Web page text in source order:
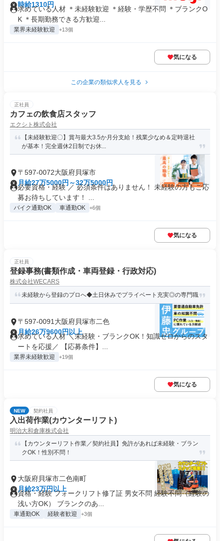
時給1310円
求めている人材 ＊未経験歓迎 ＊経験・学歴不問 ＊ブランクO
K ＊長期勤務できる方歓迎...
業界未経験歓迎 +13個
気になる
この企業の類似求人を見る
正社員
カフェの飲食店スタッフ
エクシト株式会社
【未経験歓迎〇】賞与最大3.5か月分支給！残業少なめ＆定時退社
が基本！完全週休2日制でお休...
〒597-0072大阪府貝塚市
月給27万5000円～32万5000円
必要資格・経験 ／ 必須条件はありません！ 未経験の方もご応
募お待ちしています！ ...
バイク通勤OK 車通勤OK +6個
気になる
正社員
登録事務(書類作成・車両登録・行政対応)
株式会社WECARS
未経験から登録のプロへ◆土日休みでプライベート充実◎の専門職
〒597-0091大阪府貝塚市二色
月給26万9600円以上
求めている人材 ＼未経験・ブランクOK！知識ゼロからのスタ
ートを応援／ 【応募条件】...
業界未経験歓迎 +19個
気になる
NEW 契約社員
入出荷作業(カウンターリフト)
明治大和倉庫株式会社
【カウンターリフト作業／契約社員】免許があれば未経験・ブラン
クOK！性別不問！
大阪府貝塚市二色南町
月給23万円以上
資格・経験 フォークリフト修了証 男女不問 経験不問（経験の
浅い方OK） ブランクのあ...
車通勤OK 経験者歓迎 +3個